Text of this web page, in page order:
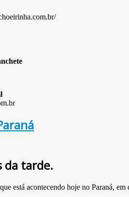
da tarde.
está acontecendo hoje no Paraná,